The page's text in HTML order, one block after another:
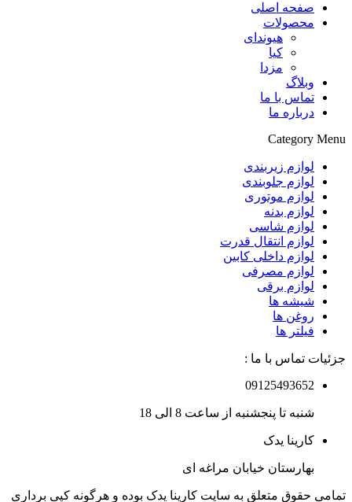
صفحه اصلی
محصولات
هیوندای
کیا
مزدا
وبلاگ
تماس با ما
درباره ما
Category Menu
لوازم زیربندی
لوازم جلوبندی
لوازم موتوری
لوازم بدنه
لوازم شاسی
لوازم انتقال قدرت
لوازم داخلی کابین
لوازم مصرفی
لوازم برقی
شیشه ها
روغن ها
فیلتر ها
جزئیات تماس با ما :
09125493652
شنبه تا پنجشنبه از ساعت 8 الی 18
کارینا یدک
بهارستان خیابان مراغه ای
تمامی حقوق متعلق به سایت کارینا یدک بوده و هرگونه کپی برداری